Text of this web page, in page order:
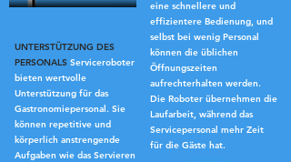
eine schnellere und
effizientere Bedienung, und
selbst bei wenig Personal
können die üblichen
Öffnungszeiten
aufrechterhalten werden.
Die Roboter übernehmen die
Laufarbeit, während das
Servicepersonal mehr Zeit
für die Gäste hat.
UNTERSTÜTZUNG DES
PERSONALS Serviceroboter
bieten wertvolle
Unterstützung für das
Gastronomiepersonal. Sie
können repetitive und
körperlich anstrengende
Aufgaben wie das Servieren